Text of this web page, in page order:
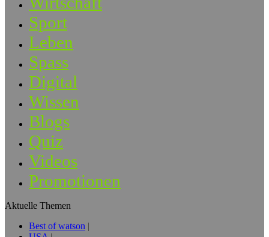
Sport
Leben
Spass
Digital
Wissen
Blogs
Quiz
Videos
Promotionen
Aktuelle Themen
Best of watson